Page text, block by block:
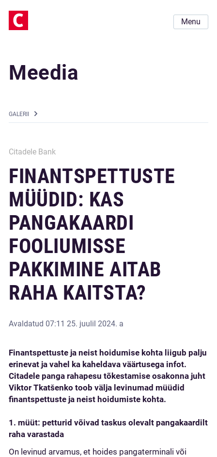
Menu
Meedia
GALERII
Citadele Bank
FINANTSPETTUSTE
MÜÜDID: KAS
PANGAKAARDI
FOOLIUMISSE
PAKKIMINE AITAB
RAHA KAITSTA?
Avaldatud 07:11 25. juulil 2024. a
Finantspettuste ja neist hoidumise kohta liigub palju
erinevat ja vahel ka kaheldava väärtusega infot.
Citadele panga rahapesu tõkestamise osakonna juht
Viktor Tkatšenko toob välja levinumad müüdid
finantspettuste ja neist hoidumiste kohta.
1. müüt: petturid võivad taskus olevalt pangakaardilt
raha varastada
On levinud arvamus, et hoides pangaterminali või